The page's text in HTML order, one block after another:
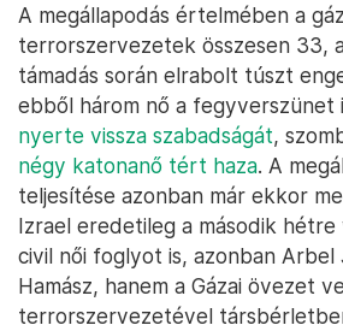
A megállapodás értelmében a
terrorszervezetek összesen 33,
támadás során elrabolt túszt
ebből három nő a fegyverszünet
nyerte vissza szabadságát,
négy katonanő tért haza. A
teljesítése azonban már ekkor
Izrael eredetileg a második
civil női foglyot is, azonban
Hamász, hanem a Gázai övezet
terrorszervezetével